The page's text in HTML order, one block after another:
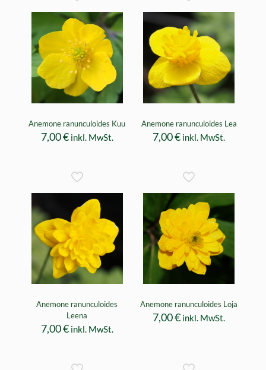
Anemone ranunculoides Kuu
7,00€ inkl. MwSt.
Anemone ranunculoides Lea
7,00€ inkl. MwSt.
Anemone ranunculoides
Leena
7,00€ inkl. MwSt.
Anemone ranunculoides Loja
7,00€ inkl. MwSt.